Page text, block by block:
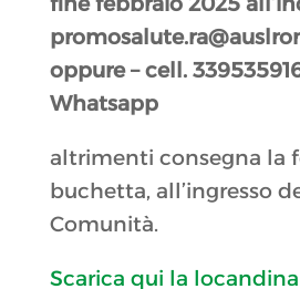
oppure – cell.
Whatsapp
altrimenti consegna la
buchetta, all’ingresso
Comunità.
Scarica qui la locandina